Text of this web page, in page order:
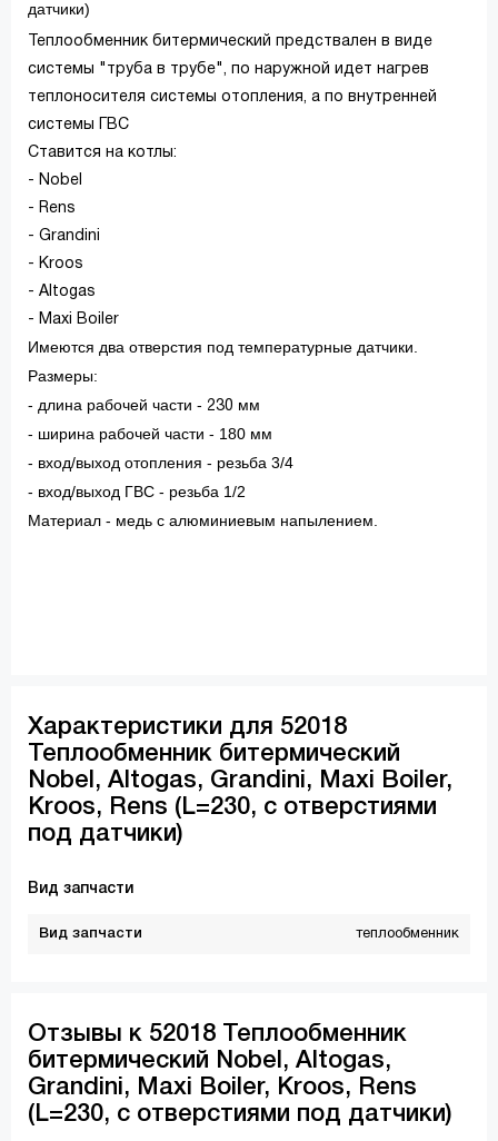
датчики)
Теплообменник битермический предствален в виде
системы "труба в трубе", по наружной идет нагрев
теплоносителя системы отопления, а по внутренней
системы ГВС
Ставится на котлы:
- Nobel
- Rens
- Grandini
- Kroos
- Altogas
- Maxi Boiler
Имеются два отверстия под температурные датчики.
Размеры:
- длина рабочей части - 230 мм
- ширина рабочей части - 180 мм
- вход/выход отопления - резьба 3/4
- вход/выход ГВС - резьба 1/2
Материал - медь с алюминиевым напылением.
Характеристики для 52018
Теплообменник битермический
Nobel, Altogas, Grandini, Maxi Boiler,
Kroos, Rens (L=230, с отверстиями
под датчики)
Вид запчасти
Вид запчасти теплообменник
Отзывы к 52018 Теплообменник
битермический Nobel, Altogas,
Grandini, Maxi Boiler, Kroos, Rens
(L=230, с отверстиями под датчики)